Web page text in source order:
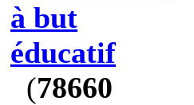
à but
éducatif
(78660